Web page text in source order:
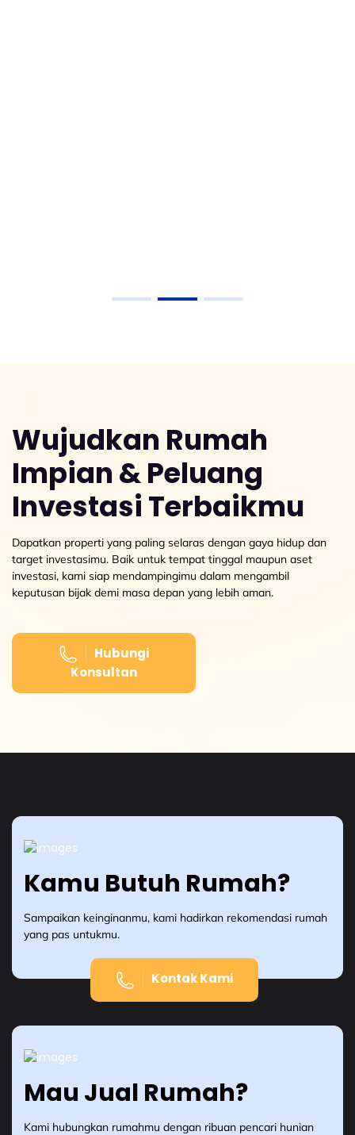
Wujudkan Rumah
Impian & Peluang
Investasi Terbaikmu
Dapatkan properti yang paling selaras dengan gaya hidup dan
target investasimu. Baik untuk tempat tinggal maupun aset
investasi, kami siap mendampingimu dalam mengambil
keputusan bijak demi masa depan yang lebih aman.
Hubungi
Konsultan
Kamu Butuh Rumah?
Sampaikan keinginanmu, kami hadirkan rekomendasi rumah
yang pas untukmu.
Kontak Kami
Mau Jual Rumah?
Kami hubungkan rumahmu dengan ribuan pencari hunian